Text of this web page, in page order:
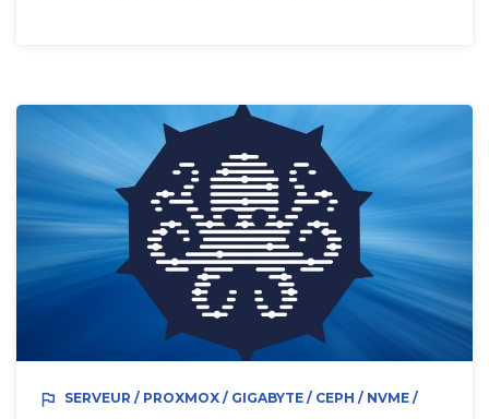
outlined_flag
SERVEUR / PROXMOX / GIGABYTE / CEPH / NVME /